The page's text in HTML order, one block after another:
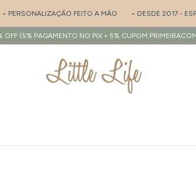
FEITO A MÃO • DESDE 2017 - ESPECIALISTA EM
OFF (5% PAGAMENTO NO PIX + 5% CUPOM